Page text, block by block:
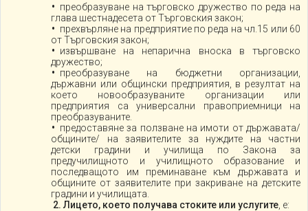
преобразуване на търговско дружество по реда на
глава шестнадесета от Търговския закон;
прехвърляне на предприятие по реда на чл.15 или 60
от Търговския закон;
извършване на непарична вноска в търговско
дружество;
преобразуване на бюджетни организации,
държавни или общински предприятия, в резултат на
което новообразуваните организации или
предприятия са универсални правоприемници на
преобразуваните.
предоставяне за ползване на имоти от държавата/
общините/ на заявителите за нуждите на частни
детски градини и училища по Закона за
предучилищното и училищното образование и
последващото им преминаване към държавата и
общините от заявителите при закриване на детските
градини и училищата.
2. Лицето, което получава стоките или услугите , е: